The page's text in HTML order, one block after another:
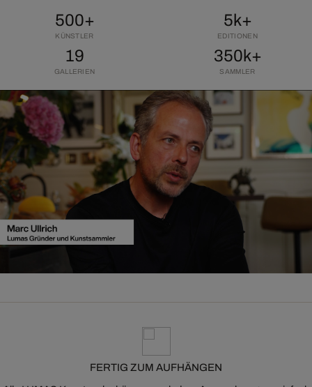
500+
KÜNSTLER
5k+
EDITIONEN
19
GALLERIEN
350k+
SAMMLER
FERTIG ZUM AUFHÄNGEN